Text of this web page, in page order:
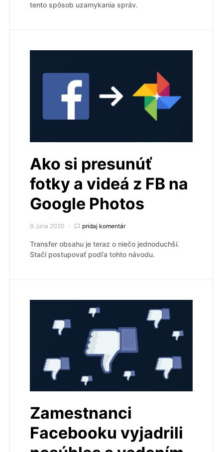
tento spôsob uzamykania správ.
Ako si presunúť
fotky a videá z FB na
Google Photos
9. júna 2020 pridaj komentár
Transfer obsahu je teraz o niečo jednoduchší.
Stačí postupovať podľa tohto návodu.
Zamestnanci
Facebooku vyjadrili